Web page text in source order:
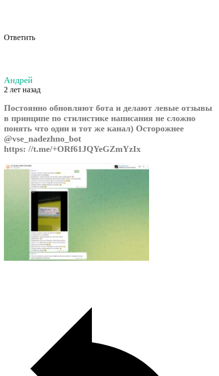
Ответить
Андрей
2 лет назад
Постоянно обновляют бота и делают левые отзывы
в принципе по стилистике написания не сложно
понять что один и тот же канал) Осторожнее
@vse_nadezhno_bot
https: //t.me/+ORf61JQYeGZmYzIx